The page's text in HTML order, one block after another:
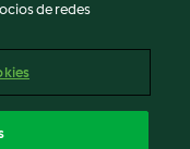
de redes